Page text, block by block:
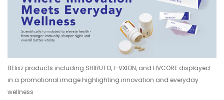
BElixz products including SHIRUTO, I-VXION, and LIVCORE displayed
in a promotional image highlighting innovation and everyday
wellness